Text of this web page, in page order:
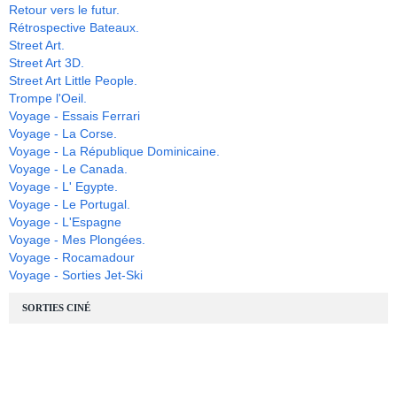
Retour vers le futur.
Rétrospective Bateaux.
Street Art.
Street Art 3D.
Street Art Little People.
Trompe l'Oeil.
Voyage - Essais Ferrari
Voyage - La Corse.
Voyage - La République Dominicaine.
Voyage - Le Canada.
Voyage - L' Egypte.
Voyage - Le Portugal.
Voyage - L'Espagne
Voyage - Mes Plongées.
Voyage - Rocamadour
Voyage - Sorties Jet-Ski
SORTIES CINÉ